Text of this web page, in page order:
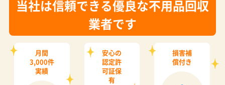
当社は信頼できる優良な不用品回収
業者です
月間
3,000件
実績
安心の
認定許
可証保
有
損害補
償付き